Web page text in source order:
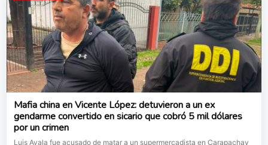
Mafia china en Vicente López: detuvieron a un ex
gendarme convertido en sicario que cobró 5 mil dólares
por un crimen
Luis Ayala fue acusado de matar a un supermercadista en Carapachay